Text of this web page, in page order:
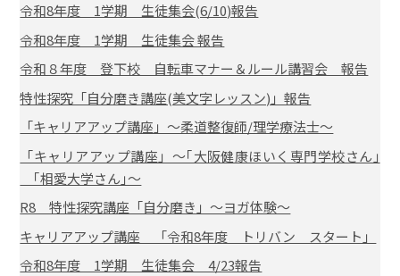
令和8年度 1学期 生徒集会(6/10)報告
令和8年度 1学期 生徒集会 報告
令和８年度 登下校 自転車マナー＆ルール講習会 報告
特性探究「自分磨き講座(美文字レッスン)」報告
「キャリアアップ講座」～柔道整復師/理学療法士～
「キャリアアップ講座」～｢大阪健康ほいく専門学校さん｣
｢相愛大学さん｣～
R8 特性探究講座「自分磨き」～ヨガ体験～
キャリアアップ講座 「令和8年度 トリバン スタート」
令和8年度 1学期 生徒集会 4/23報告